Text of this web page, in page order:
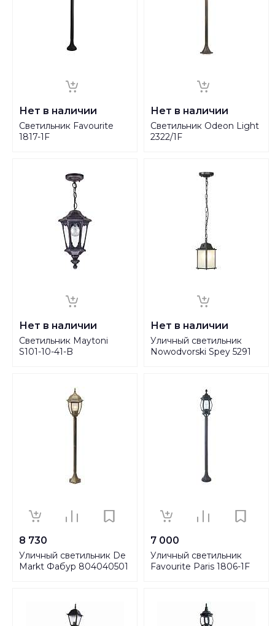
Нет в наличии
Светильник Favourite
1817-1F
Нет в наличии
Светильник Odeon Light
2322/1F
Нет в наличии
Светильник Maytoni
S101-10-41-B
Нет в наличии
Уличный светильник
Nowodvorski Spey 5291
8 730
Уличный светильник De
Markt Фабур 804040501
7 000
Уличный светильник
Favourite Paris 1806-1F